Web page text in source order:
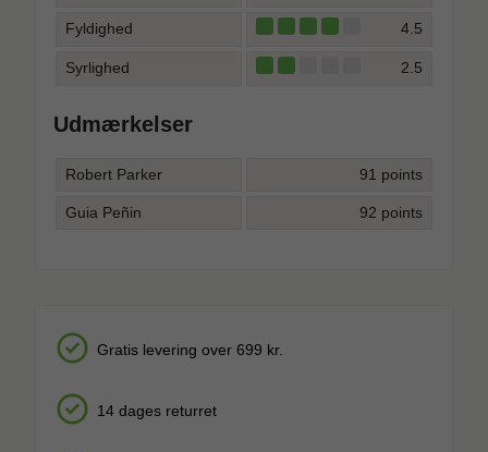
Fyldighed 4.5
Syrlighed 2.5
Udmærkelser
Robert Parker 91 points
Guia Peñin 92 points
Gratis levering over 699 kr.
14 dages returret